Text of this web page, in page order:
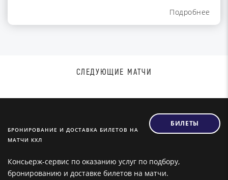
Подробнее
СЛЕДУЮЩИЕ МАТЧИ
БРОНИРОВАНИЕ И ДОСТАВКА БИЛЕТОВ НА
МАТЧИ КХЛ
БИЛЕТЫ
Консьерж-сервис по оказанию услуг по подбору,
бронированию и доставке билетов на матчи.